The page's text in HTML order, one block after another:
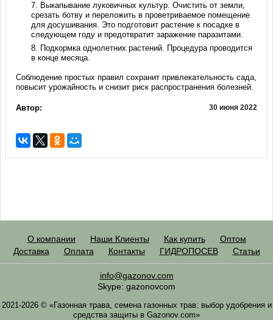
Выкапывание луковичных культур. Очистить от земли,
срезать ботву и переложить в проветриваемое помещение
для досушивания. Это подготовит растение к посадке в
следующем году и предотвратит заражение паразитами.
Подкормка однолетних растений. Процедура проводится
в конце месяца.
Соблюдение простых правил сохранит привлекательность сада,
повысит урожайность и снизит риск распространения болезней.
30 июня 2022
Автор:
О компании Наши Клиенты Как купить
Оптом
Доставка
Оплата Контакты ГИДРОПОСЕВ Статьи
info@gazonov.com
Skype: gazonovcom
2021-2026 © «Газонная трава, семена газонных трав: выбор удобрения и
средства защиты в Gazonov.com»